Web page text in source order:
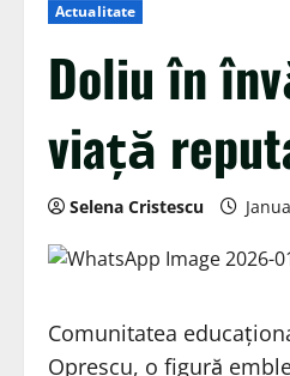
Actualitate
Doliu în
viață
Selena Cristescu
Comunitatea
Oprescu, o figură